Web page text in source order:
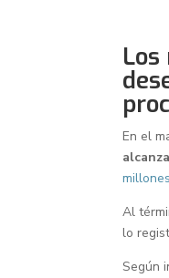
En el
Al
lo
Según